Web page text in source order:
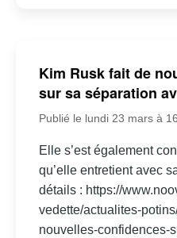
Kim Rusk fait de
sur sa séparation
Publié le lundi 23 mars à
Elle s’est également
qu’elle entretient avec
détails : https://
vedette/actualites-
nouvelles-confidences-